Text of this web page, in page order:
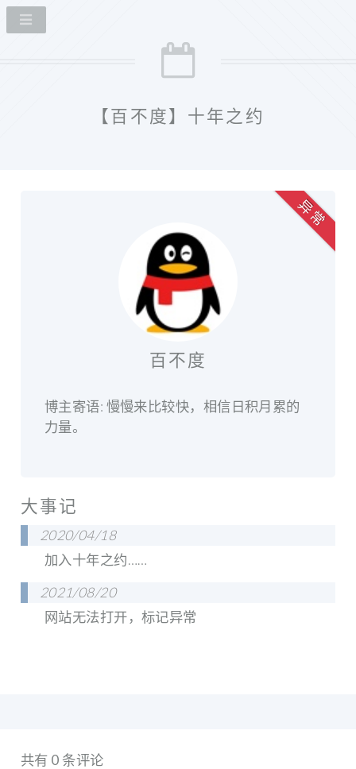
【百不度】十年之约
百不度
博主寄语: 慢慢来比较快，相信日积月累的
力量。
异 常
大事记
2020/04/18
加入十年之约……
2021/08/20
网站无法打开，标记异常
共有 0 条评论